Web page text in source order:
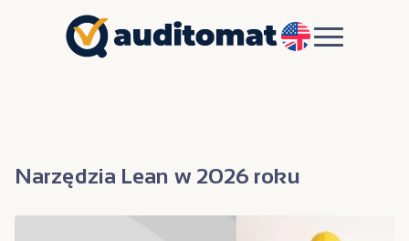
EN
Narzędzia Lean w 2026 roku